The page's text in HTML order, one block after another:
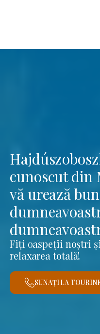
cunoscut din
vă urează
Fiți oaspeții noștri
relaxarea totală!
SUNAȚI LA